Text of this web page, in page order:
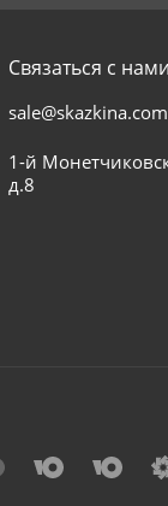
Связаться с нами
sale@skazkina.com
1-й
д.8